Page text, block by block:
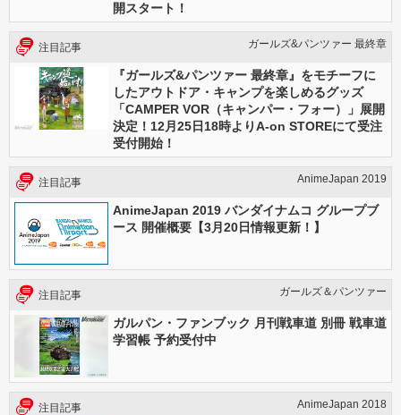
開スタート！
注目記事 ガールズ&パンツァー 最終章
『ガールズ&パンツァー 最終章』をモチーフに
したアウトドア・キャンプを楽しめるグッズ
「CAMPER VOR（キャンパー・フォー）」展開
決定！12月25日18時よりA-on STOREにて受注
受付開始！
注目記事 AnimeJapan 2019
AnimeJapan 2019 バンダイナムコ グループブ
ース 開催概要【3月20日情報更新！】
注目記事 ガールズ＆パンツァー
ガルパン・ファンブック 月刊戦車道 別冊 戦車道
学習帳 予約受付中
注目記事 AnimeJapan 2018